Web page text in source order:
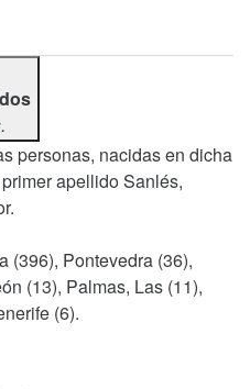
personas, nacidas en dicha
apellido Sanlés,
(396), Pontevedra (36),
(13), Palmas, Las (11),
(6).